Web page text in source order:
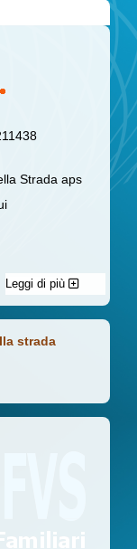
Strada aps
Leggi di più
strada